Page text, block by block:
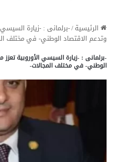
الرئيسية/-برلمانى : -زيارة السيسي
وتدعم الاقتصاد الوطني- في مختلف
-برلمانى : -زيارة السيسي الأوروبية
الوطني- في مختلف المجالات-